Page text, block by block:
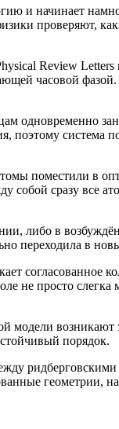
и начинает
проверяют,
Review Letters
часовой фазой.
одновременно
поэтому система
поместили в
собой сразу все
либо в
переходила в
согласованное
не просто слегка
модели возникают
порядок.
геометрии,